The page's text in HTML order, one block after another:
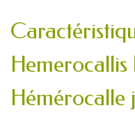
Hémérocalle